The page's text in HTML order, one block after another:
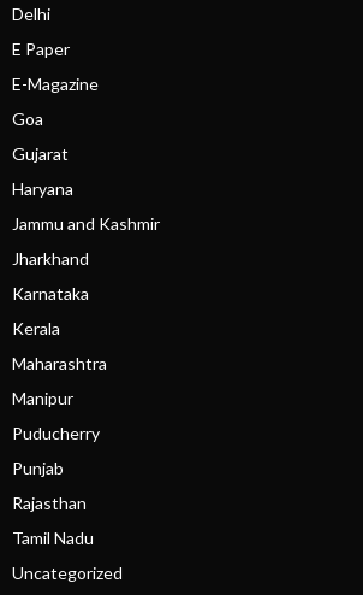
Delhi
E Paper
E-Magazine
Goa
Gujarat
Haryana
Jammu and Kashmir
Jharkhand
Karnataka
Kerala
Maharashtra
Manipur
Puducherry
Punjab
Rajasthan
Tamil Nadu
Uncategorized